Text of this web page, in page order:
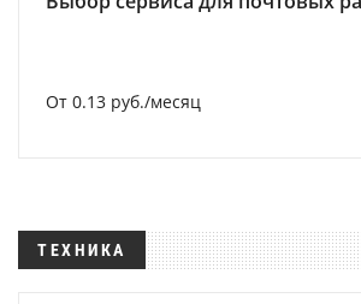
От 0.13 руб./месяц
ТЕХНИКА